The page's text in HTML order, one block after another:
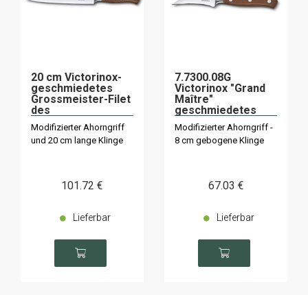
20 cm Victorinox-
geschmiedetes
Grossmeister-Filet
des
Sohlenmessers 20
cm
Modifizierter Ahorngriff
und 20 cm lange Klinge
101.72 €
Lieferbar
7.7300.08G
Victorinox "Grand
Maître"
geschmiedetes
Vogelschnabelmes
ser
Modifizierter Ahorngriff -
8 cm gebogene Klinge
67.03 €
Lieferbar